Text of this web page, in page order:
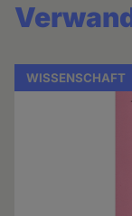
WISSENSCHAFT